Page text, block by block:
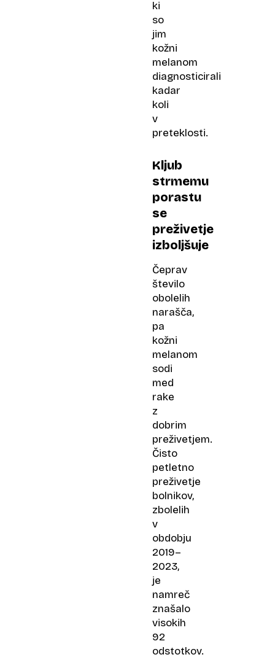
ki
so
jim
kožni
melanom
diagnosticirali
kadar
koli
v
preteklosti.
Kljub
strmemu
porastu
se
preživetje
izboljšuje
Čeprav
število
obolelih
narašča,
pa
kožni
melanom
sodi
med
rake
z
dobrim
preživetjem.
Čisto
petletno
preživetje
bolnikov,
zbolelih
v
obdobju
2019–
2023,
je
namreč
znašalo
visokih
92
odstotkov.